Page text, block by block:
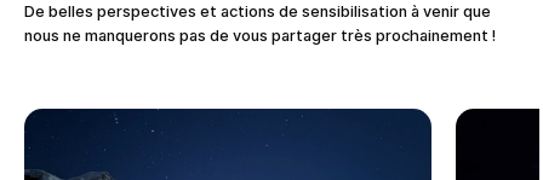
De belles perspectives et actions de sensibilisation à venir que
nous ne manquerons pas de vous partager très prochainement !